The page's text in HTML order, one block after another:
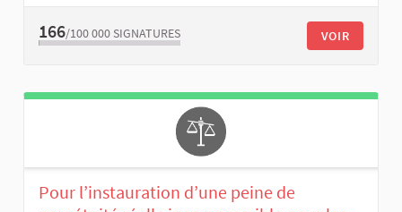
166/100 000 SIGNATURES VOIR
Pour l’instauration d’une peine de